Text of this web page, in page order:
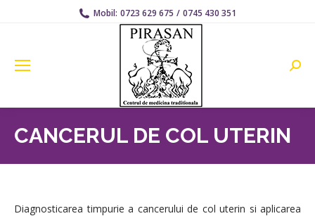
Mobil: 0723 629 675 / 0745 430 351
CANCERUL DE COL UTERIN
Diagnosticarea timpurie a cancerului de col uterin si aplicarea